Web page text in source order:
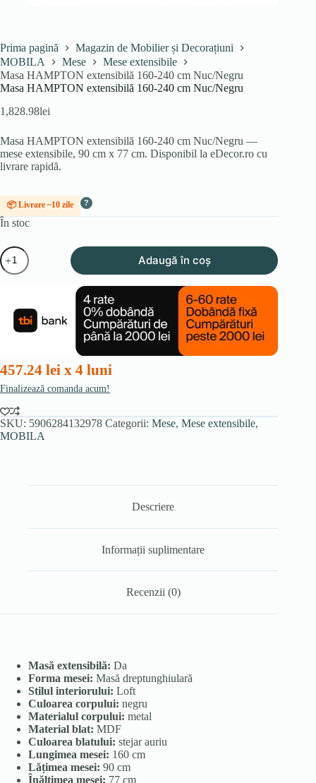
Prima pagină
Magazin de Mobilier și Decorațiuni
MOBILA
Mese
Mese extensibile
Masa HAMPTON extensibilă 160-240 cm Nuc/Negru
Masa HAMPTON extensibilă 160-240 cm Nuc/Negru
1,828.98lei
Masa HAMPTON extensibilă 160-240 cm Nuc/Negru —
mese extensibile, 90 cm x 77 cm. Disponibil la eDecor.ro cu
livrare rapidă.
📦 Livrare ~10 zile ?
În stoc
Cantitate
Masa
HAMPTON
240
Nuc/Negru
Adaugă în coș
457.24 lei x 4 luni
Finalizează comanda acum!
SKU: 5906284132978 Categorii: Mese, Mese extensibile,
MOBILA
Descriere
Informații suplimentare
Recenzii (0)
Masă extensibilă: Da
Forma mesei: Masă dreptunghiulară
Stilul interiorului: Loft
Culoarea corpului: negru
Materialul corpului: metal
Material blat: MDF
Culoarea blatului: stejar auriu
Lungimea mesei: 160 cm
Lățimea mesei: 90 cm
Înălțimea mesei: 77 cm